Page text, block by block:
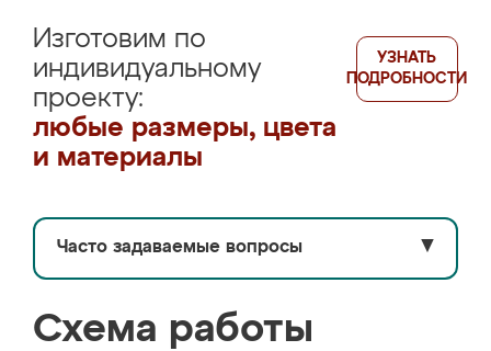
Изготовим по
индивидуальному
проекту:
любые размеры, цвета
и материалы
УЗНАТЬ
ПОДРОБНОСТИ
Часто задаваемые вопросы ▼
Схема работы